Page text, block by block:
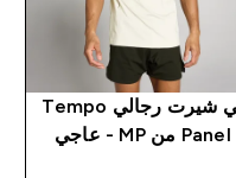
تي شيرت رجالي Tempo
Panel من MP - عاجي